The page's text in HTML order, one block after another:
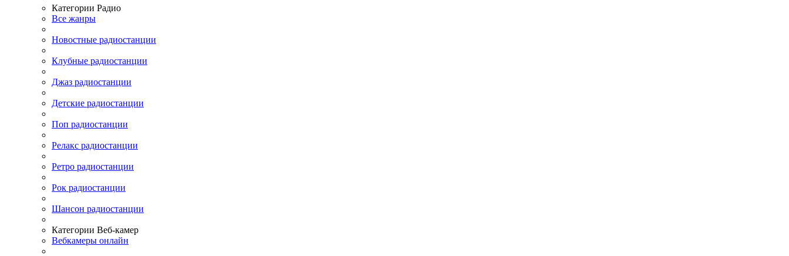
Категории Радио
Все жанры
Новостные радиостанции
Клубные радиостанции
Джаз радиостанции
Детские радиостанции
Поп радиостанции
Релакс радиостанции
Ретро радиостанции
Рок радиостанции
Шансон радиостанции
Категории Веб-камер
Вебкамеры онлайн